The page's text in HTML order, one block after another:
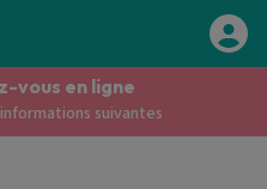
vous en ligne
suivantes